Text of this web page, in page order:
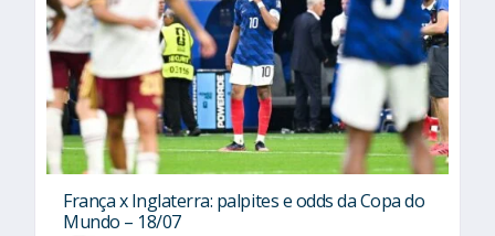
França x Inglaterra: palpites e odds da Copa do
Mundo – 18/07